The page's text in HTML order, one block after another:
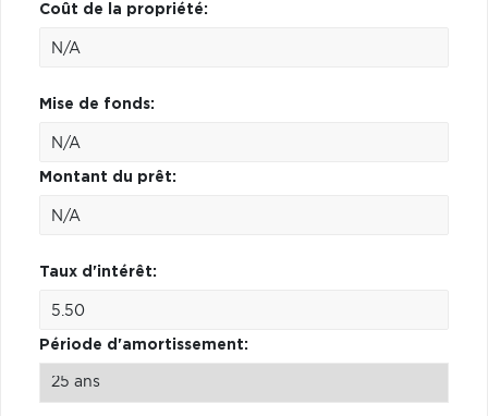
Coût de la propriété:
Mise de fonds:
Montant du prêt:
Taux d'intérêt:
Période d'amortissement: